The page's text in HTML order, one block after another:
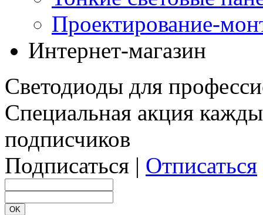
Проектирование-
Интернет-магазин
Светодиоды для
Специальная акция
подписчиков
Подписаться | Отписаться